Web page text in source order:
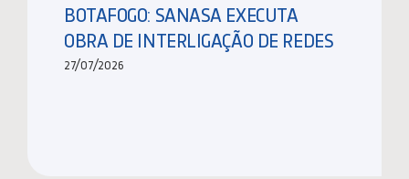
BOTAFOGO: SANASA EXECUTA
OBRA DE INTERLIGAÇÃO DE REDES
27/07/2026